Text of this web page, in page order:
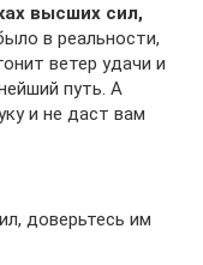
высших сил,
в реальности,
ветер удачи и
путь. А
и не даст вам
доверьтесь им